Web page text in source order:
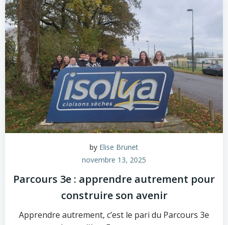
by Elise Brunet
novembre 13, 2025
Parcours 3e : apprendre autrement pour
construire son avenir
Apprendre autrement, c’est le pari du Parcours 3e